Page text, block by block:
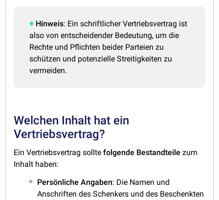
Hinweis: Ein schriftlicher Vertriebsvertrag ist
also von entscheidender Bedeutung, um die
Rechte und Pflichten beider Parteien zu
schützen und potenzielle Streitigkeiten zu
vermeiden.
Welchen Inhalt hat ein
Vertriebsvertrag?
Ein Vertriebsvertrag solltefolgende Bestandteile zum
Inhalt haben:
Persönliche Angaben: Die Namen und
Anschriften des Schenkers und des Beschenkten